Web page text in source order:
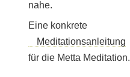
nahe.
Eine konkrete
Meditationsanleitung
für die Metta Meditation.